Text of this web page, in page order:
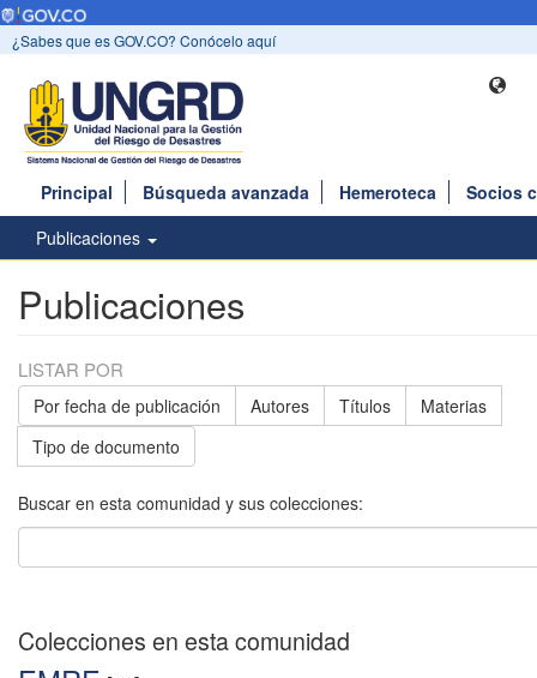
¿Sabes que es GOV.CO? Conócelo aquí
Principal Búsqueda avanzada Hemeroteca
Socios
Publicaciones
Publicaciones
LISTAR POR
Por fecha de publicación Autores Títulos
Materias
Tipo de documento
Buscar en esta comunidad y sus colecciones:
Colecciones en esta comunidad